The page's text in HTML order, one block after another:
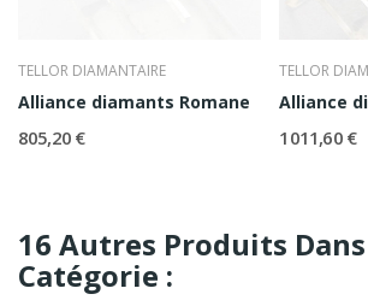
TELLOR DIAMANTAIRE
Alliance diamants Romane
805,20 €
TELLOR
Alliance
1 011,60 €
16 Autres Produits
Catégorie :